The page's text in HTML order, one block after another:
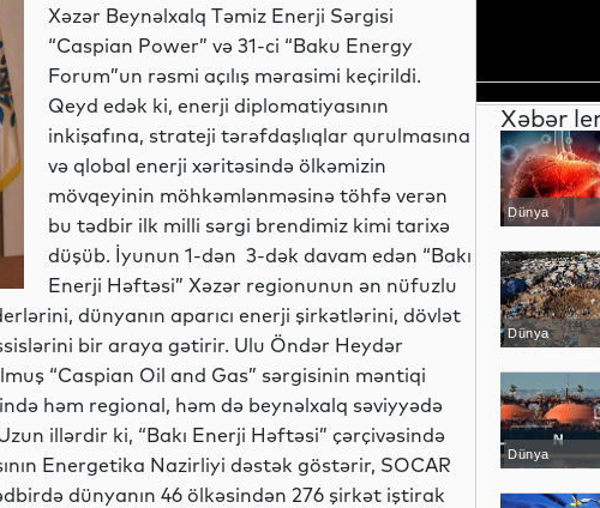
Xəzər Beynəlxalq Təmiz Enerji Sərgisi
“Caspian Power” və 31-ci “Baku Energy
Forum”un rəsmi açılış mərasimi keçirildi.
Qeyd edək ki, enerji diplomatiyasının
inkişafına, strateji tərəfdaşlıqlar qurulmasına
və qlobal enerji xəritəsində ölkəmizin
mövqeyinin möhkəmlənməsinə töhfə verən
bu tədbir ilk milli sərgi brendimiz kimi tarixə
düşüb. İyunun 1-dən 3-dək davam edən “Bakı
Enerji Həftəsi” Xəzər regionunun ən nüfuzlu
dünyanın aparıcı enerji şirkətlərini, dövlət
bir araya gətirir. Ulu Öndər Heydər
“Caspian Oil and Gas” sərgisinin məntiqi
həm regional, həm də beynəlxalq səviyyədə
illərdir ki, “Bakı Enerji Həftəsi” çərçivəsində
Energetika Nazirliyi dəstək göstərir, SOCAR
dünyanın 46 ölkəsindən 276 şirkət iştirak
Xəbər
Dünya
Dünya
Dünya